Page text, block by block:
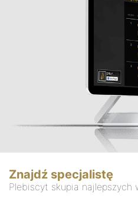
Znajdź specjalistę
Plebiscyt skupia najlepszych